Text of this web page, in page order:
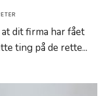
dit firma har fået
ting på de rette...